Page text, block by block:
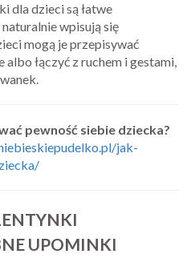
dla dzieci są łatwe
wpisują się
mogą je przepisywać
łączyć z ruchem i gestami,
pewność siebie dziecka?
jak-
UPOMINKI